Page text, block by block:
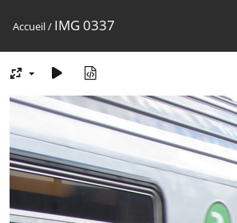
Accueil/ IMG 0337